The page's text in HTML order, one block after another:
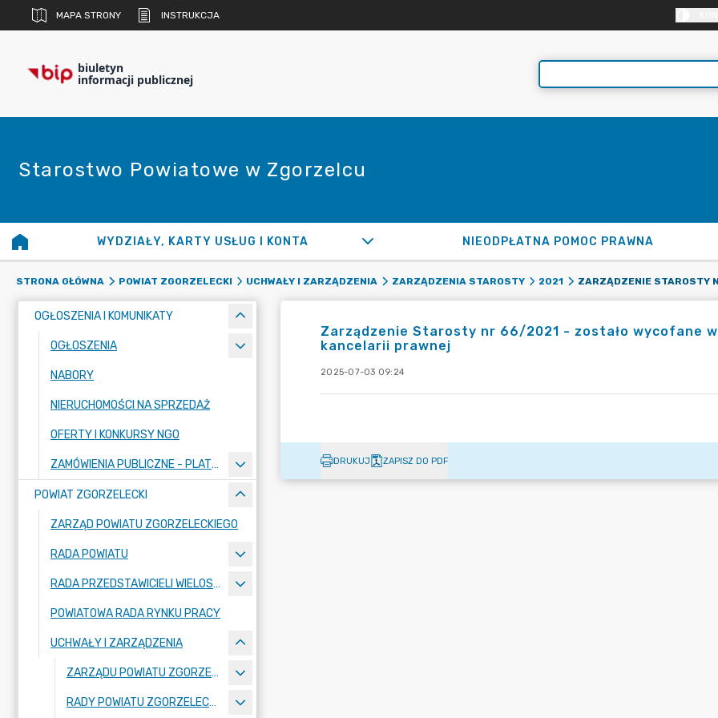
MAPA STRONY INSTRUKCJA
biuletyn
informacji publicznej
Starostwo Powiatowe w Zgorzelcu
WYDZIAŁY, KARTY USŁUG I KONTA NIEODPŁATNA POMOC PRAWNA
STRONA GŁÓWNA POWIAT ZGORZELECKI UCHWAŁY I ZARZĄDZENIA ZARZĄDZENIA STAROSTY 2021
OGŁOSZENIA I KOMUNIKATY
OGŁOSZENIA
NABORY
NIERUCHOMOŚCI NA SPRZEDAŻ
OFERTY I KONKURSY NGO
ZAMÓWIENIA PUBLICZNE - PLATFORMA ZAKUPOWA
POWIAT ZGORZELECKI
ZARZĄD POWIATU ZGORZELECKIEGO
RADA POWIATU
RADA PRZEDSTAWICIELI WIELOSPECJALISTYCZNEGO ZESPOŁU OPIEKI ZDROWOTNEJ "BOLESŁAWIEC-ZGORZELEC" SAMODZIELNEGO PUBLICZNEGO ZAKŁADU OPIEKI ZDROWOTNEJ
POWIATOWA RADA RYNKU PRACY
UCHWAŁY I ZARZĄDZENIA
ZARZĄDU POWIATU ZGORZELECKIEGO
RADY POWIATU ZGORZELECKIEGO
Zarządzenie Starosty nr 66/2021 - zostało wycofane
kancelarii prawnej
2025-07-03 09:24
DRUKUJ ZAPISZ DO PDF